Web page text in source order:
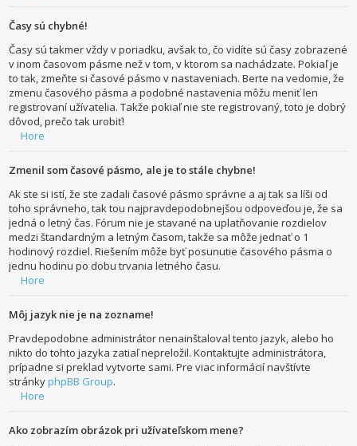
Časy sú chybné!
Časy sú takmer vždy v poriadku, avšak to, čo vidíte sú časy zobrazené
v inom časovom pásme než v tom, v ktorom sa nachádzate. Pokiaľ je
to tak, zmeňte si časové pásmo v nastaveniach. Berte na vedomie, že
zmenu časového pásma a podobné nastavenia môžu meniť len
registrovaní užívatelia. Takže pokiaľ nie ste registrovaný, toto je dobrý
dôvod, prečo tak urobiť!
Hore
Zmenil som časové pásmo, ale je to stále chybne!
Ak ste si istí, že ste zadali časové pásmo správne a aj tak sa líši od
toho správneho, tak tou najpravdepodobnejšou odpoveďou je, že sa
jedná o letný čas. Fórum nie je stavané na uplatňovanie rozdielov
medzi štandardným a letným časom, takže sa môže jednať o 1
hodinový rozdiel. Riešením môže byť posunutie časového pásma o
jednu hodinu po dobu trvania letného času.
Hore
Môj jazyk nie je na zozname!
Pravdepodobne administrátor nenainštaloval tento jazyk, alebo ho
nikto do tohto jazyka zatiaľ nepreložil. Kontaktujte administrátora,
prípadne si preklad vytvorte sami. Pre viac informácií navštívte
stránkyphpBB Group.
Hore
Ako zobrazím obrázok pri užívateľskom mene?